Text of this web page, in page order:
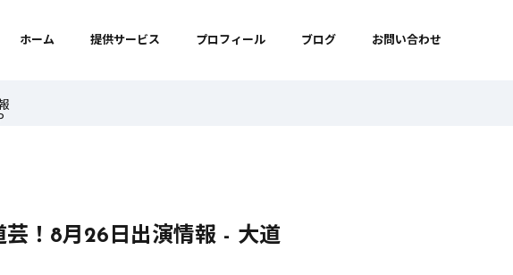
ホーム 提供サービス プロフィール ブログ お問い合わせ
芸！8月26日出演情報 - 大道